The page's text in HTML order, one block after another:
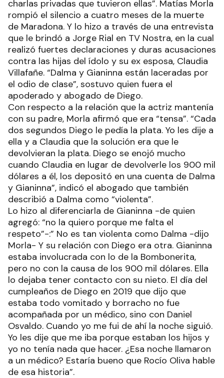
charlas privadas que tuvieron ellas”. Matías Morla
rompió el silencio a cuatro meses de la muerte
de Maradona. Y lo hizo a través de una entrevista
que le brindó a Jorge Rial en TV Nostra, en la cual
realizó fuertes declaraciones y duras acusaciones
contra las hijas del ídolo y su ex esposa, Claudia
Villafañe. “Dalma y Gianinna están laceradas por
el odio de clase”, sostuvo quien fuera el
apoderado y abogado de Diego.
Con respecto a la relación que la actriz mantenía
con su padre, Morla afirmó que era “tensa”. “Cada
dos segundos Diego le pedía la plata. Yo les dije a
ella y a Claudia que la solución era que le
devolvieran la plata. Diego se enojó mucho
cuando Claudia en lugar de devolverle los 900 mil
dólares a él, los depositó en una cuenta de Dalma
y Gianinna”, indicó el abogado que también
describió a Dalma como “violenta”.
Lo hizo al diferenciarla de Gianinna -de quien
agregó: “no la quiero porque me falta el
respeto”-:” No es tan violenta como Dalma -dijo
Morla- Y su relación con Diego era otra. Gianinna
estaba involucrada con lo de la Bombonerita,
pero no con la causa de los 900 mil dólares. Ella
lo dejaba tener contacto con su nieto. El día del
cumpleaños de Diego en 2019 que dijo que
estaba todo vomitado y borracho no fue
acompañada por un médico, sino con Daniel
Osvaldo. Cuando yo me fui de ahí la noche siguió.
Yo les dije que me iba porque estaban los hijos y
yo no tenía nada que hacer. ¿Esa noche llamaron
a un médico? Estaría bueno que Rocío Oliva hable
de esa historia”.